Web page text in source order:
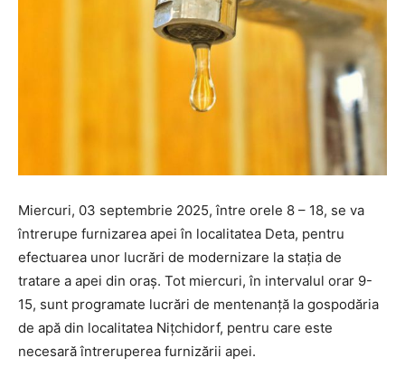
Miercuri, 03 septembrie 2025, între orele 8 – 18, se va
întrerupe furnizarea apei în localitatea Deta, pentru
efectuarea unor lucrări de modernizare la stația de
tratare a apei din oraș. Tot miercuri, în intervalul orar 9-
15, sunt programate lucrări de mentenanță la gospodăria
de apă din localitatea Nițchidorf, pentru care este
necesară întreruperea furnizării apei.